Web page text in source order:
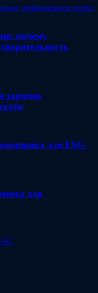
почему
зарядки
для ESG-
для
.